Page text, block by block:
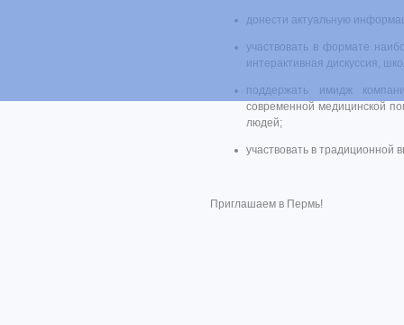
донести актуальную
участвовать в формате
интерактивная дискуссия,
поддержать имидж
современной медицинской
людей;
участвовать в традиционной
Приглашаем в Пермь!